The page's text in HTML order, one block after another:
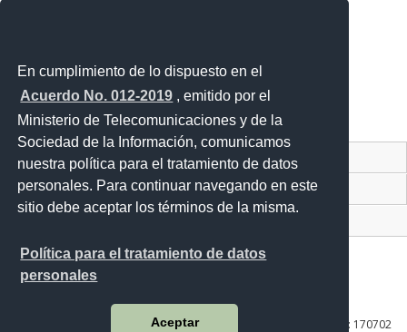
En cumplimiento de lo dispuesto en el
Acuerdo No. 012-2019 , emitido por el
Ministerio de Telecomunicaciones y de la
Sociedad de la Información, comunicamos
nuestra política para el tratamiento de datos
personales. Para continuar navegando en este
sitio debe aceptar los términos de la misma.
Política para el tratamiento de datos
personales
Aceptar
Noticias
Noticias Destacadas
Programas y Servicios
Sin categoría
Contacto Ciudadano Digital
Portal Trámites Ciudadanos
Sistema Nacional de Información (SNI)
Av. Lira Ňan entre Amaru Ňan y Quitumbe Ñan
Plataforma Gubernamental de Desarrollo Social | Código Postal: 170702